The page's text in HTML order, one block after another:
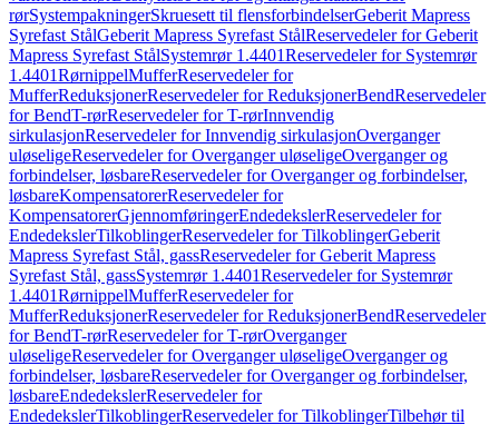
rørSystempakningerSkruesett til flensforbindelserGeberit Mapress
Syrefast StålGeberit Mapress Syrefast StålReservedeler for Geberit
Mapress Syrefast StålSystemrør 1.4401Reservedeler for Systemrør
1.4401RørnippelMufferReservedeler for
MufferReduksjonerReservedeler for ReduksjonerBendReservedeler
for BendT-rørReservedeler for T-rørInnvendig
sirkulasjonReservedeler for Innvendig sirkulasjonOverganger
uløseligeReservedeler for Overganger uløseligeOverganger og
forbindelser, løsbareReservedeler for Overganger og forbindelser,
løsbareKompensatorerReservedeler for
KompensatorerGjennomføringerEndedekslerReservedeler for
EndedekslerTilkoblingerReservedeler for TilkoblingerGeberit
Mapress Syrefast Stål, gassReservedeler for Geberit Mapress
Syrefast Stål, gassSystemrør 1.4401Reservedeler for Systemrør
1.4401RørnippelMufferReservedeler for
MufferReduksjonerReservedeler for ReduksjonerBendReservedeler
for BendT-rørReservedeler for T-rørOverganger
uløseligeReservedeler for Overganger uløseligeOverganger og
forbindelser, løsbareReservedeler for Overganger og forbindelser,
løsbareEndedekslerReservedeler for
EndedekslerTilkoblingerReservedeler for TilkoblingerTilbehør til